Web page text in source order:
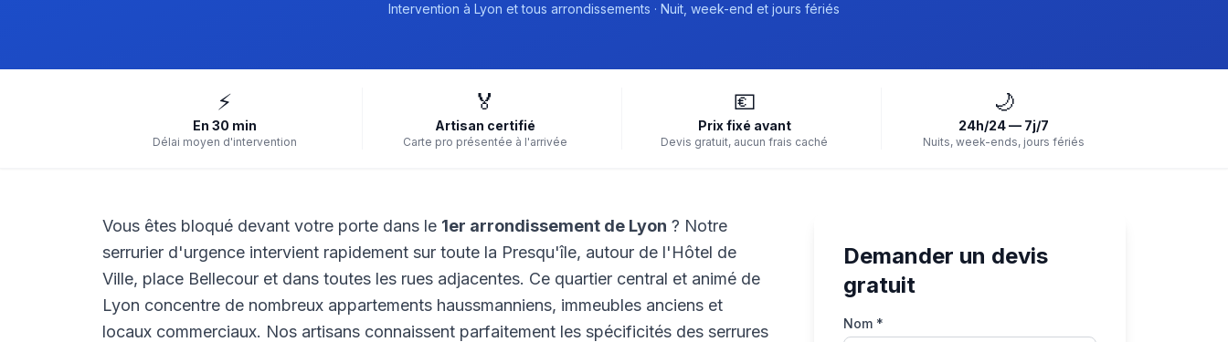
Intervention à Lyon et tous arrondissements · Nuit, week-end et jours fériés
⚡
En 30 min
Délai moyen d'intervention
🏅
Artisan certifié
Carte pro présentée à l'arrivée
💶
Prix fixé avant
Devis gratuit, aucun frais caché
🌙
24h/24 — 7j/7
Nuits, week-ends, jours fériés
Vous êtes bloqué devant votre porte dans le 1er arrondissement de Lyon ? Notre
serrurier d'urgence intervient rapidement sur toute la Presqu'île, autour de l'Hôtel de
Ville, place Bellecour et dans toutes les rues adjacentes. Ce quartier central et animé de
Lyon concentre de nombreux appartements haussmanniens, immeubles anciens et
locaux commerciaux. Nos artisans connaissent parfaitement les spécificités des serrures
Demander un devis
gratuit
Nom *